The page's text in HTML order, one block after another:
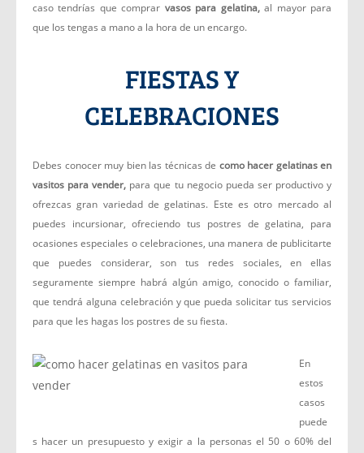
caso tendrías que comprar vasos para gelatina,al mayor para
que los tengas a mano a la hora de un encargo.
FIESTAS Y
CELEBRACIONES
Debes conocer muy bien las técnicas de como hacer gelatinas en
vasitos para vender, para que tu negocio pueda ser productivo y
ofrezcas gran variedad de gelatinas. Este es otro mercado al
puedes incursionar, ofreciendo tus postres de gelatina, para
ocasiones especiales o celebraciones, una manera de publicitarte
que puedes considerar, son tus redes sociales, en ellas
seguramente siempre habrá algún amigo, conocido o familiar,
que tendrá alguna celebración y que pueda solicitar tus servicios
para que les hagas los postres de su fiesta.
En
estos
casos
puede
s hacer un presupuesto y exigir a la personas el 50 o 60% del